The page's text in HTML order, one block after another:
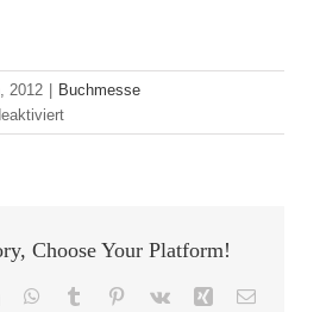
2012 | Buchmesse
für
Transmediales
Hobbits
und
Choose Your Platform!
WhatsApp
Tumblr Pinterest
Vk Xing E-